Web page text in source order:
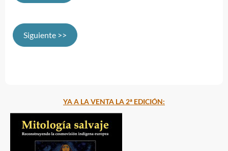
Siguiente >>
YA A LA VENTA LA 2ª EDICIÓN: